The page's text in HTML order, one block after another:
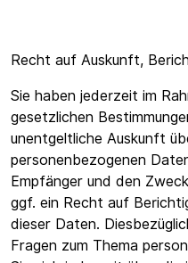
Recht auf Auskunft,
Sie haben jederzeit im
gesetzlichen
unentgeltliche Auskunft
personenbezogenen
Empfänger und den
ggf. ein Recht auf
dieser Daten.
Fragen zum Thema